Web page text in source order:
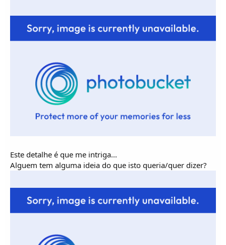
Este detalhe é que me intriga...
Alguem tem alguma ideia do que isto queria/quer dizer?